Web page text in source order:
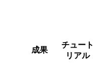
成果
チュート
リアル